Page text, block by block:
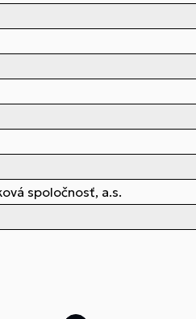
spoločnosť, a.s.